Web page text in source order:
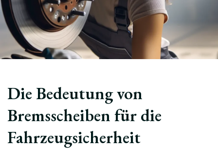
Die Bedeutung von
Bremsscheiben für die
Fahrzeugsicherheit